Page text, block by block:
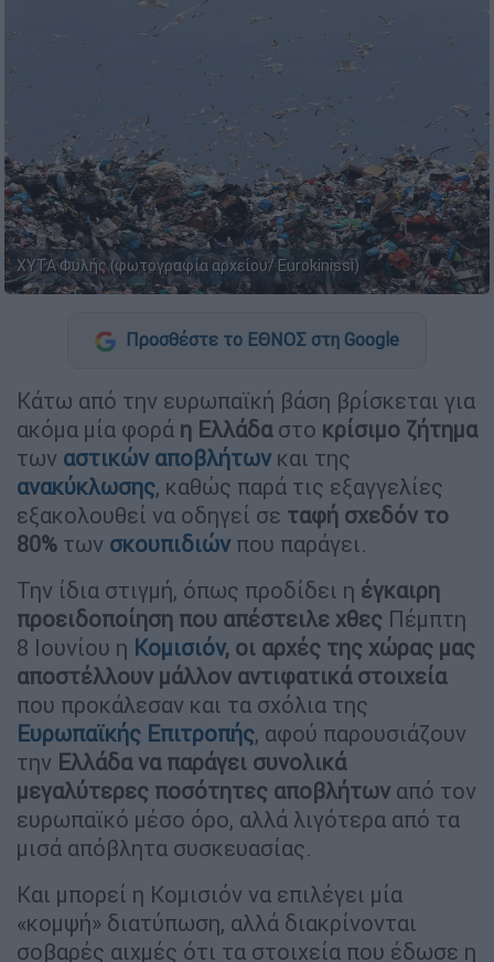
ΧΥΤΑ Φυλής (φωτογραφία αρχείου/ Eurokinissi)
Προσθέστε το ΕΘΝΟΣ στη Google
Κάτω από την ευρωπαϊκή βάση βρίσκεται για
ακόμα μία φορά η Ελλάδαστο κρίσιμο ζήτημα
των αστικών αποβλήτωνκαι της
ανακύκλωσης, καθώς παρά τις εξαγγελίες
εξακολουθεί να οδηγεί σε ταφή σχεδόν το
80% των σκουπιδιώνπου παράγει.
Την ίδια στιγμή, όπως προδίδει η έγκαιρη
προειδοποίηση που απέστειλε χθες Πέμπτη
8 Ιουνίου η Κομισιόν, οι αρχές της χώρας μας
αποστέλλουν μάλλον αντιφατικά στοιχεία
που προκάλεσαν και τα σχόλια της
Ευρωπαϊκής Επιτροπής, αφού παρουσιάζουν
την Ελλάδα να παράγει συνολικά
μεγαλύτερες ποσότητες αποβλήτων από τον
ευρωπαϊκό μέσο όρο, αλλά λιγότερα από τα
μισά απόβλητα συσκευασίας.
Και μπορεί η Κομισιόν να επιλέγει μία
«κομψή» διατύπωση, αλλά διακρίνονται
σοβαρές αιχμές ότι τα στοιχεία που έδωσε η